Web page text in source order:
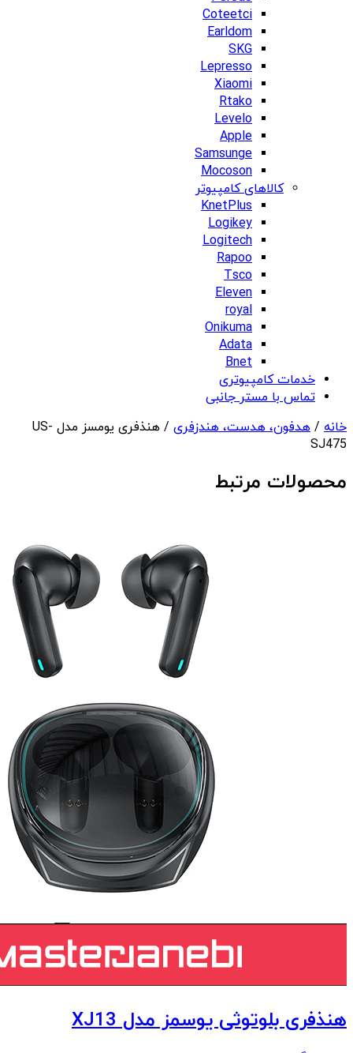
Coteetci
Earldom
SKG
Lepresso
Xiaomi
Rtako
Levelo
Apple
Samsunge
Mocoson
کالاهای کامپیوتر
KnetPlus
Logikey
Logitech
Rapoo
Tsco
Eleven
royal
Onikuma
Adata
Bnet
خدمات کامپیوتری
تماس با مستر جانبی
خانه / هدفون، هدست، هندزفری
/ هنذفری یومسز مدل US-
SJ475
محصولات مرتبط
هنذفری بلوتوثی یوسمز مدل XJ13